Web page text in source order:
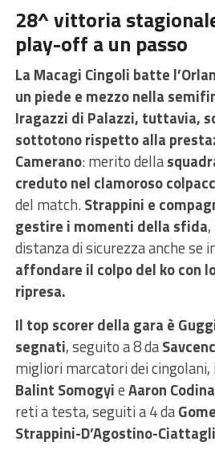
28^ vittoria
play-off a un passo
La Macagi Cingoli batte
un piede e mezzo nella
Iragazzi di Palazzi, tuttavia,
sottotono rispetto alla
Camerano: merito della
creduto nel clamoroso
del match.Strappini e
gestire i momenti della sfida
distanza di sicurezza anche se
affondare il colpo del ko con
ripresa.
Il top scorer della gara è
segnati, seguito a 8 da
migliori marcatori dei
Balint SomogyieAaron
reti a testa, seguiti a 4 da
Strappini-D’Agostino-